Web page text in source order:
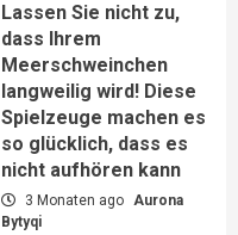
Lassen Sie nicht zu,
dass Ihrem
Meerschweinchen
langweilig wird! Diese
Spielzeuge machen es
so glücklich, dass es
nicht aufhören kann
3 Monaten ago Aurona
Bytyqi